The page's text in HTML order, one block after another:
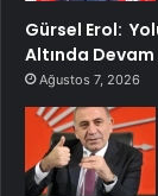
Gürsel Erol:
Altında
Ağustos 7, 2026